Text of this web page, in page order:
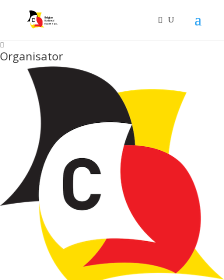
Organisator